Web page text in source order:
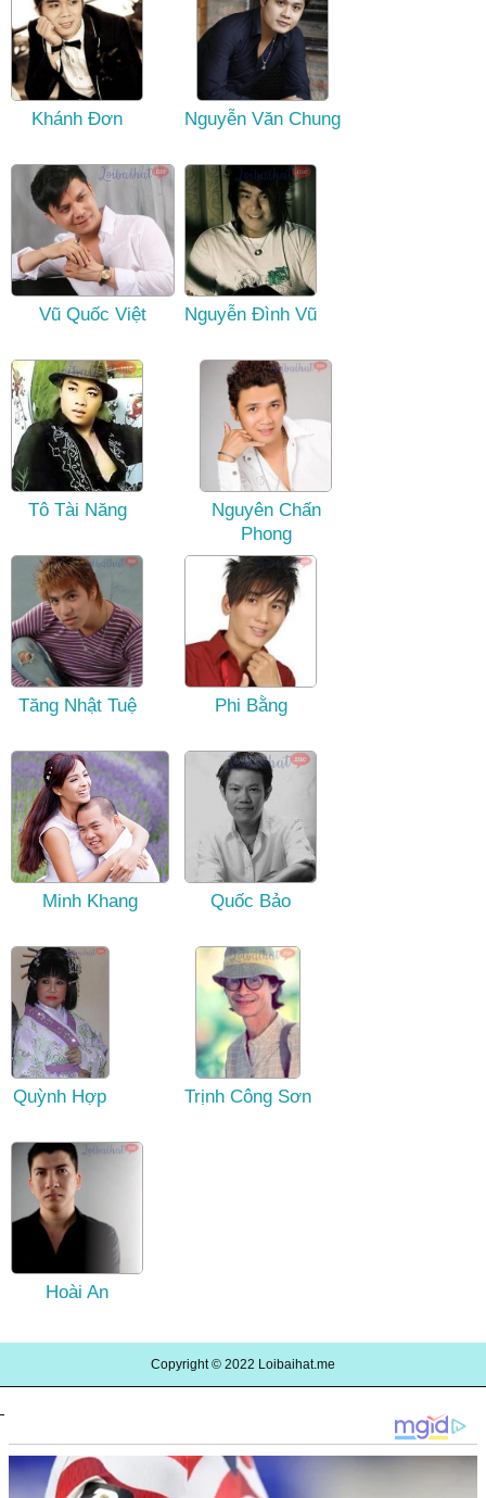
Khánh Đơn Nguyễn Văn Chung
Vũ Quốc Việt Nguyễn Đình Vũ
Tô Tài Năng
Nguyên Chấn
Phong
Tăng Nhật Tuệ Phi Bằng
Minh Khang Quốc Bảo
Quỳnh Hợp Trịnh Công Sơn
Hoài An
Copyright © 2022 Loibaihat.me